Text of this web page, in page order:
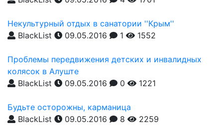
Некультурный отдых в санатории ''Крым''
BlackList
09.05.2016 1 1552
Проблемы передвижения детских и инвалидных
колясок в Алуште
BlackList
09.05.2016 0 1221
Будьте осторожны, карманица
BlackList
09.05.2016 8 2259